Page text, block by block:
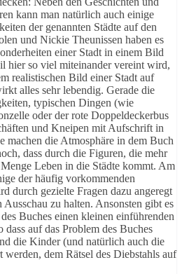
kann man natürlich auch einige
der genannten Städte auf den
und Nickie Theunissen haben es
einer Stadt in einem Bild
hier so viel miteinander vereint wird,
realistischen Bild einer Stadt auf
alles sehr lebendig. Gerade die
typischen Dingen (wie
oder der rote Doppeldeckerbus
und Kneipen mit Aufschrift in
machen die Atmosphäre in dem Buch
dass durch die Figuren, die mehr
Leben in die Städte kommt. Am
der häufig vorkommenden
durch gezielte Fragen dazu angeregt
Ausschau zu halten. Ansonsten gibt es
Buches einen kleinen einführenden
auf das Problem des Buches
die Kinder (und natürlich auch die
dem Rätsel des Diebstahls auf